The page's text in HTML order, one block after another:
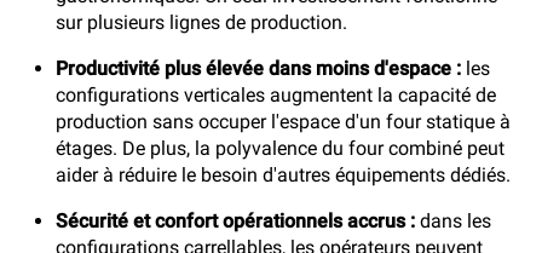
sur plusieurs lignes de production.
Productivité plus élevée dans moins d'espace : les
configurations verticales augmentent la capacité de
production sans occuper l'espace d'un four statique à
étages. De plus, la polyvalence du four combiné peut
aider à réduire le besoin d'autres équipements dédiés.
Sécurité et confort opérationnels accrus : dans les
configurations carrellables, les opérateurs peuvent